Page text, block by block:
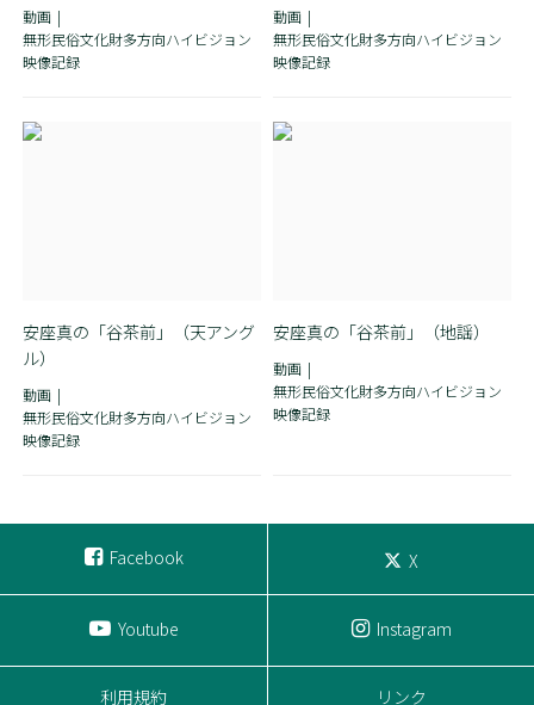
動画
無形民俗文化財多方向ハイビジョン
映像記録
動画
無形民俗文化財多方向ハイビジョン
映像記録
安座真の「谷茶前」（天アング
ル）
動画
無形民俗文化財多方向ハイビジョン
映像記録
安座真の「谷茶前」（地謡）
動画
無形民俗文化財多方向ハイビジョン
映像記録
Facebook X
Youtube Instagram
利用規約 リンク